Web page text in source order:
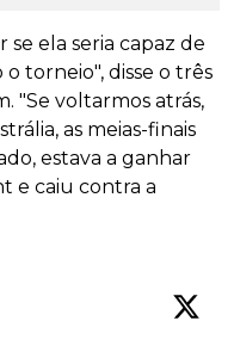
se ela seria capaz de
torneio", disse o três
"Se voltarmos atrás,
as meias-finais
estava a ganhar
e caiu contra a